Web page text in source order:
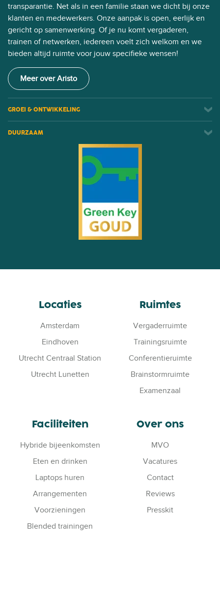
transparantie. Net als in een familie staan we dicht bij onze
klanten en medewerkers. Onze aanpak is open, eerlijk en
gericht op samenwerking. Of je nu komt vergaderen,
trainen of netwerken, iedereen voelt zich welkom en we
bieden altijd ruimte voor jouw specifieke wensen!
Meer over Aristo
GROEI & ONTWIKKELING
DUURZAAM
Locaties
Amsterdam
Eindhoven
Utrecht Centraal Station
Utrecht Lunetten
Ruimtes
Vergaderruimte
Trainingsruimte
Conferentieruimte
Brainstormruimte
Examenzaal
Faciliteiten
Hybride bijeenkomsten
Eten en drinken
Laptops huren
Arrangementen
Voorzieningen
Blended trainingen
Over ons
MVO
Vacatures
Contact
Reviews
Presskit